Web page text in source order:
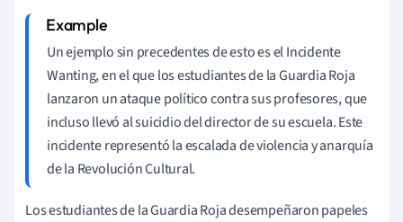
Un ejemplo sin precedentes de esto es el Incidente
Wanting, en el que los estudiantes de la Guardia Roja
lanzaron un ataque político contra sus profesores, que
incluso llevó al suicidio del director de su escuela. Este
incidente representó la escalada de violencia y anarquía
de la Revolución Cultural.
Los estudiantes de la Guardia Roja desempeñaron papeles